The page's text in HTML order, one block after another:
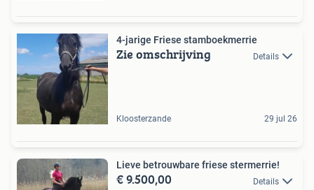
4-jarige Friese stamboekmerrie
Zie omschrijving Details
Kloosterzande 29 jul 26
Lieve betrouwbare friese stermerrie!
€ 9.500,00 Details